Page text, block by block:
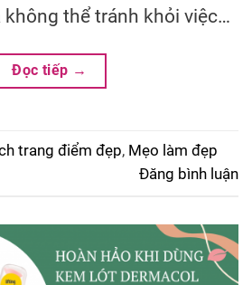
thể tránh khỏi việc…
Đọc tiếp →
trang điểm đẹp, Mẹo làm đẹp
Đăng bình luận